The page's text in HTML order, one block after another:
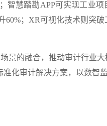
智慧踏勘APP可实现工业
60%；XR可视化技术则突
的融合，推动审计行业大
化审计解决方案，以数智